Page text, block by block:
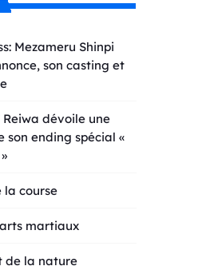
Mezameru Shinpi
son casting et
Reiwa dévoile une
son ending spécial «
la course
martiaux
de la nature